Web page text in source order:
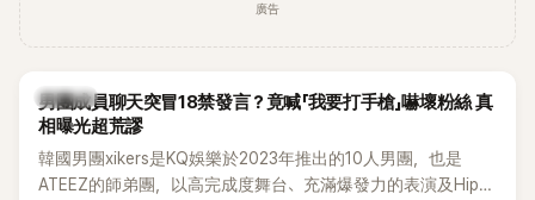
廣告
K-POP
男團成員聊天突冒18禁發言？竟喊「我要打手槍」嚇壞粉絲 真
相曝光超荒謬
韓國男團xikers是KQ娛樂於2023年推出的10人男團，也是
ATEEZ的師弟團，以高完成度舞台、充滿爆發力的表演及Hip-